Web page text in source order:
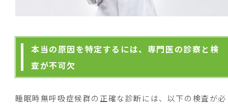
本当の原因を特定するには、専門医の診察と検
査が不可欠
睡眠時無呼吸症候群の正確な診断には、以下の検査が必